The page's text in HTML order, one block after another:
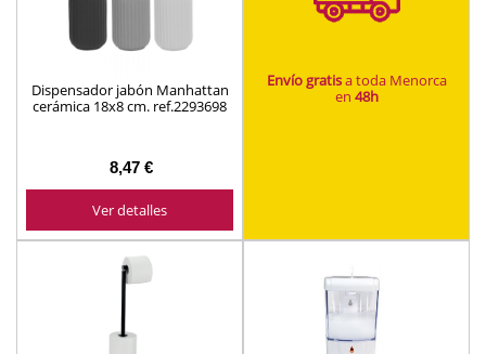
Dispensador jabón Manhattan
cerámica 18x8 cm. ref.2293698
8,47 €
Ver detalles
Envío gratisa toda Menorca
en 48h